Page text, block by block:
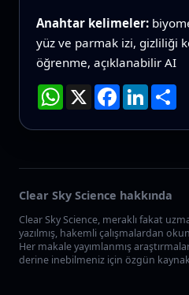
Anahtar kelimeler:
yüz ve parmak izi, gizliliği
öğrenme, açıklanabilir AI
WhatsApp
X Facebook
Clear Sky Science hakkında
Clear Sky Science, meraklı fakat
yazılmış, hakemli çalışmalardan
Her makale yayımlanmış
derine inebilmeniz için özgün